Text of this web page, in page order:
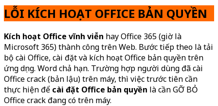
LỖI KÍCH HOẠT OFFICE BẢN QUYỀN
Kích hoạt Office vĩnh viễn hay Office 365 (giờ là
Microsoft 365) thành công trên Web. Bước tiếp theo là tải
bộ cài Office, cài đặt và kích hoạt Office bản quyền trên
ứng dụng. Word chả hạn. Trường hợp người dùng đã cài
Office crack (bản lậu) trên máy, thì việc trước tiên cần
thực hiện để cài đặt Office bản quyền là cần GỠ BỎ
Office crack đang có trên máy.